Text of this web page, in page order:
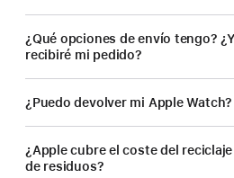
¿Qué opciones de envío tengo?
recibiré mi pedido?
¿Puedo devolver mi Apple Watch?
¿Apple cubre el coste del
de residuos?